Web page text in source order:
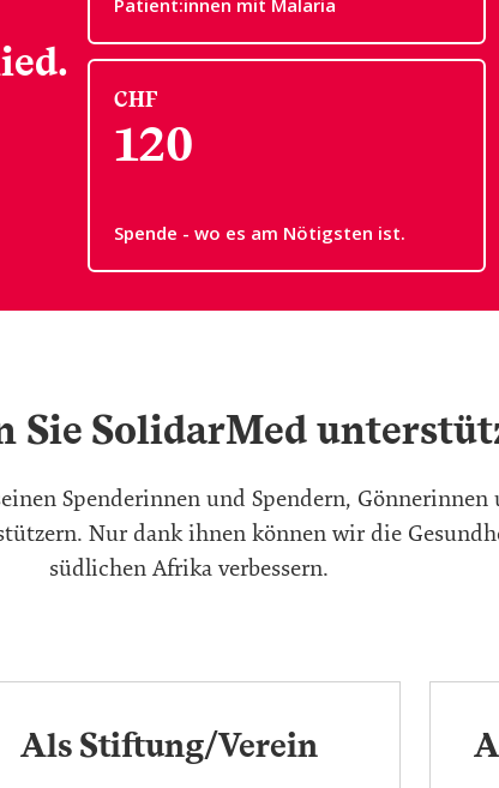
Patient:innen mit Malaria
CHF
120
Spende - wo es am Nötigsten ist.
Sie SolidarMed
Spenderinnen und Spendern, Gönnerinnen
Nur dank ihnen können wir die
südlichen Afrika verbessern.
Als Stiftung/Verein